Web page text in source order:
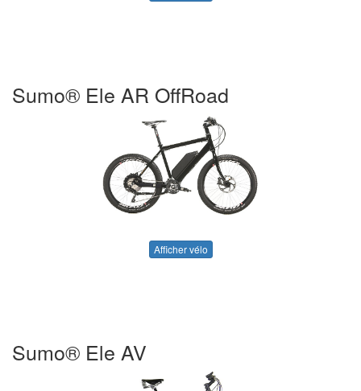
Sumo® Ele AR OffRoad
Afficher vélo
Sumo® Ele AV